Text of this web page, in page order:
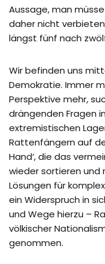
Aussage, man
daher nicht
längst fünf nach
Wir befinden uns
Demokratie. Immer
Perspektive mehr,
drängenden Fragen
extremistischen
Rattenfängern auf
Hand‘, die das
wieder sortieren und
Lösungen für
ein Widerspruch in
und Wege hierzu –
völkischer
genommen.